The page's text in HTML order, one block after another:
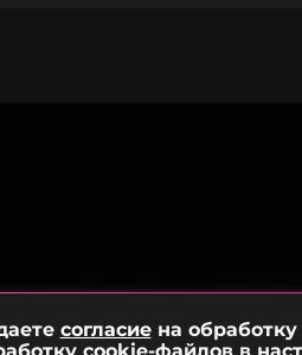
согласиена обработку